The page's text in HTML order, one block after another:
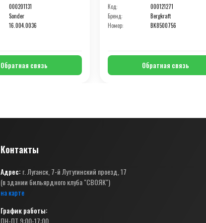
000201131
Sonder
16.004.0036
Обратная связь
Код:
000121271
Бренд:
Bergkraft
Номер:
BK8500756
Обратная связь
Контакты
Адрес: г. Луганск, 7-й Лутугинский проезд, 17
(в здании бильярдного клуба "СВОЯК")
на карте
График работы:
ПН-ПТ 9:00-17:00